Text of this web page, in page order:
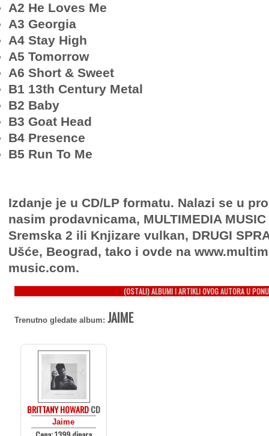
A2 He Loves Me
A3 Georgia
A4 Stay High
A5 Tomorrow
A6 Short & Sweet
B1 13th Century Metal
B2 Baby
B3 Goat Head
B4 Presence
B5 Run To Me
Izdanje je u CD/LP formatu. Nalazi se u
nasim prodavnicama, MULTIMEDIA MUSIC
Sremska 2 ili Knjizare vulkan, DRUGI
Ušće, Beograd, tako i ovde na
music.com.
(OSTALI) ALBUMI I ARTIKLI OVOG AUTORA U
Trenutno gledate album: JAIME
BRITTANY HOWARDCD
Jaime